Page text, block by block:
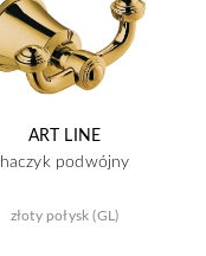
ART LINE
haczyk podwójny
złoty połysk (GL)